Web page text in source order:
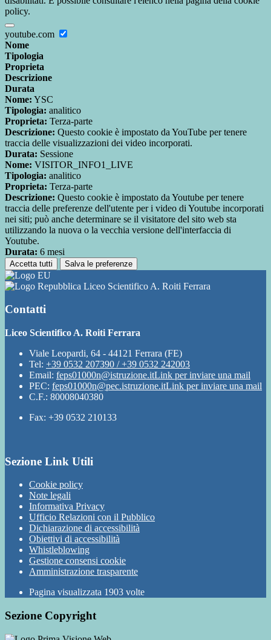
policy.
youtube.com
Nome
Tipologia
Proprieta
Descrizione
Durata
Nome: YSC
Tipologia: analitico
Proprieta: Terza-parte
Descrizione: Questo cookie è impostato da YouTube per tenere
traccia delle visualizzazioni dei video incorporati.
Durata: Sessione
Nome: VISITOR_INFO1_LIVE
Tipologia: analitico
Proprieta: Terza-parte
Descrizione: Questo cookie è impostato da Youtube per tenere
traccia delle preferenze dell'utente per i video di Youtube incorporati
nei siti; può anche determinare se il visitatore del sito web sta
utilizzando la nuova o la vecchia versione dell'interfaccia di
Youtube.
Durata: 6 mesi
Accetta tutti Salva le preferenze
Liceo Scientifico A. Roiti Ferrara
Contatti
Liceo Scientifico A. Roiti Ferrara
Viale Leopardi, 64 - 44121 Ferrara (FE)
Tel: +39 0532 207390 / +39 0532 242003
Email: feps01000n@istruzione.itLink per inviare una mail
PEC: feps01000n@pec.istruzione.itLink per inviare una mail
C.F.: 80008040380
Fax: +39 0532 210133
Sezione Link Utili
Cookie policy
Note legali
Informativa Privacy
Ufficio Relazioni con il Pubblico
Dichiarazione di accessibilità
Obiettivi di accessibilità
Whistleblowing
Gestione consensi cookie
Amministrazione trasparente
Pagina visualizzata 1903 volte
Sezione Copyright